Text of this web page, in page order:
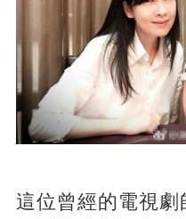
這位曾經的電視